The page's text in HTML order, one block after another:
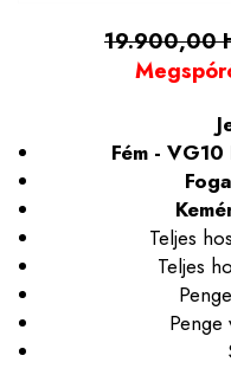
19.900,00
Fém -
Teljes
Teljes
Penge